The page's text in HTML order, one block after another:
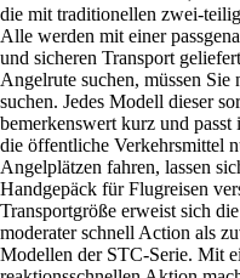
die mit traditionellen zwei-
Alle werden mit einer
und sicheren Transport
Angelrute suchen, müssen
suchen. Jedes Modell dieser
bemerkenswert kurz und
die öffentliche Verkehrsmittel
Angelplätzen fahren, lassen
Handgepäck für Flugreisen
Transportgröße erweist sich
moderater schnell Action als
Modellen der STC-Serie. Mit